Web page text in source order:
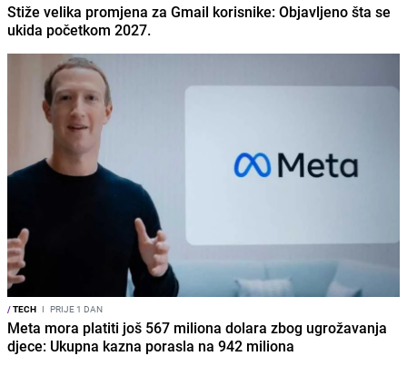
Stiže velika promjena za Gmail korisnike: Objavljeno šta se
ukida početkom 2027.
/TECH I PRIJE 1 DAN
Meta mora platiti još 567 miliona dolara zbog ugrožavanja
djece: Ukupna kazna porasla na 942 miliona